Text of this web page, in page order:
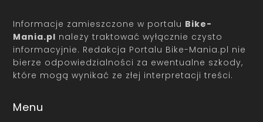
Informacje zamieszczone w portalu Bike-
Mania.pl należy traktować wyłącznie czysto
informacyjnie. Redakcja Portalu Bike-Mania.pl nie
bierze odpowiedzialności za ewentualne szkody,
które mogą wynikać ze złej interpretacji treści.
Menu